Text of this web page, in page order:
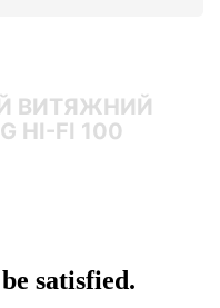
ВИТЯЖНИЙ
HI-FI 100